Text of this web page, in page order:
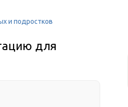
и подростков
для